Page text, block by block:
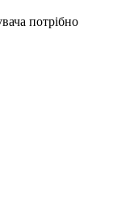
потрібно